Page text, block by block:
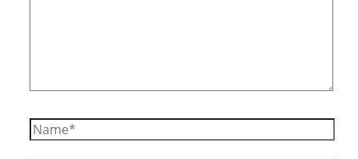
Name*